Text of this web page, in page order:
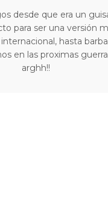
desde que era un
para ser una versión
hasta
en las proximas
arghh!!